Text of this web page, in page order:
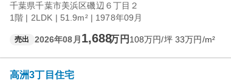
千葉県千葉市美浜区磯辺６丁目２
1階 | 2LDK | 51.9m² | 1978年09月
売出 2026年08月 1,688万円 108万円/坪 33万円/m²
高洲3丁目住宅